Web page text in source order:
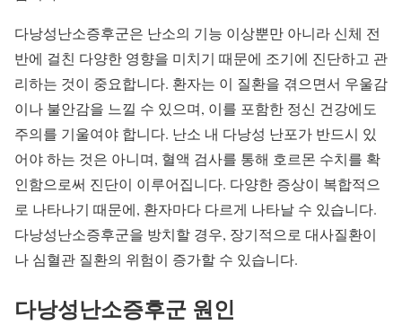
다낭성난소증후군은 난소의 기능 이상뿐만 아니라 신체 전
반에 걸친 다양한 영향을 미치기 때문에 조기에 진단하고 관
리하는 것이 중요합니다. 환자는 이 질환을 겪으면서 우울감
이나 불안감을 느낄 수 있으며, 이를 포함한 정신 건강에도
주의를 기울여야 합니다. 난소 내 다낭성 난포가 반드시 있
어야 하는 것은 아니며, 혈액 검사를 통해 호르몬 수치를 확
인함으로써 진단이 이루어집니다. 다양한 증상이 복합적으
로 나타나기 때문에, 환자마다 다르게 나타날 수 있습니다.
다낭성난소증후군을 방치할 경우, 장기적으로 대사질환이
나 심혈관 질환의 위험이 증가할 수 있습니다.
다낭성난소증후군 원인